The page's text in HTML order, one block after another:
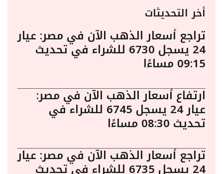
أخر التحديثات
تراجع أسعار الذهب الآن في مصر: عيار
24 يسجل 6730 للشراء في تحديث
09:15 مساءًا
ارتفاع أسعار الذهب الآن في مصر:
عيار 24 يسجل 6745 للشراء في
تحديث 08:30 مساءًا
تراجع أسعار الذهب الآن في مصر: عيار
24 يسجل 6735 للشراء في تحديث